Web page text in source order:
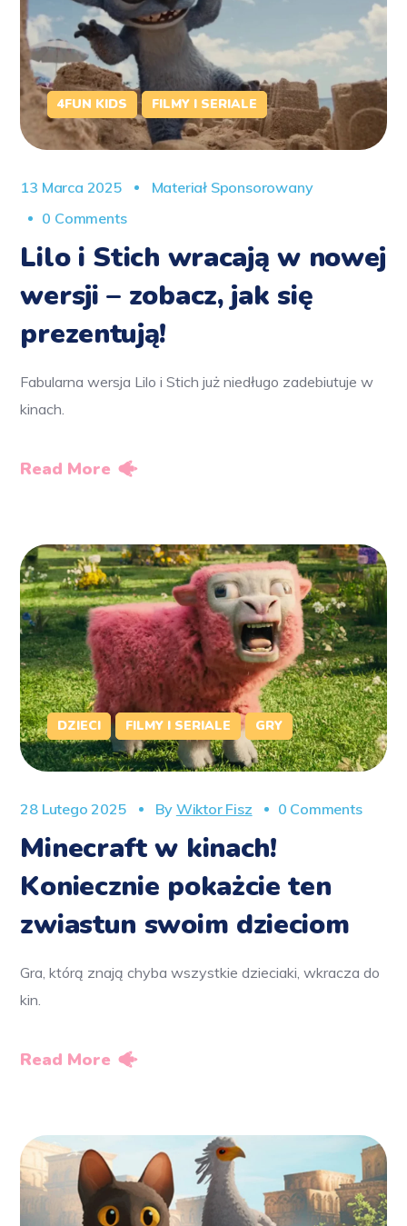
4FUN KIDS FILMY I SERIALE
13 Marca 2025
Materiał Sponsorowany
0 Comments
Lilo i Stich wracają w nowej
wersji – zobacz, jak się
prezentują!
Fabularna wersja Lilo i Stich już niedługo zadebiutuje w
kinach.
Read More
DZIECI FILMY I SERIALE GRY
28 Lutego 2025 By Wiktor Fisz 0 Comments
Minecraft w kinach!
Koniecznie pokażcie ten
zwiastun swoim dzieciom
Gra, którą znają chyba wszystkie dzieciaki, wkracza do
kin.
Read More